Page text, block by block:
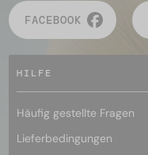
FACEBOOK
HILFE
Häufig gestellte Fragen
Lieferbedingungen